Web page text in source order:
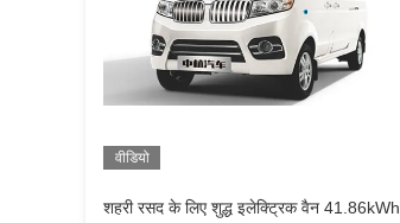
वीडियो
शहरी रसद के लिए शुद्ध इलेक्ट्रिक वैन 41.86kWh